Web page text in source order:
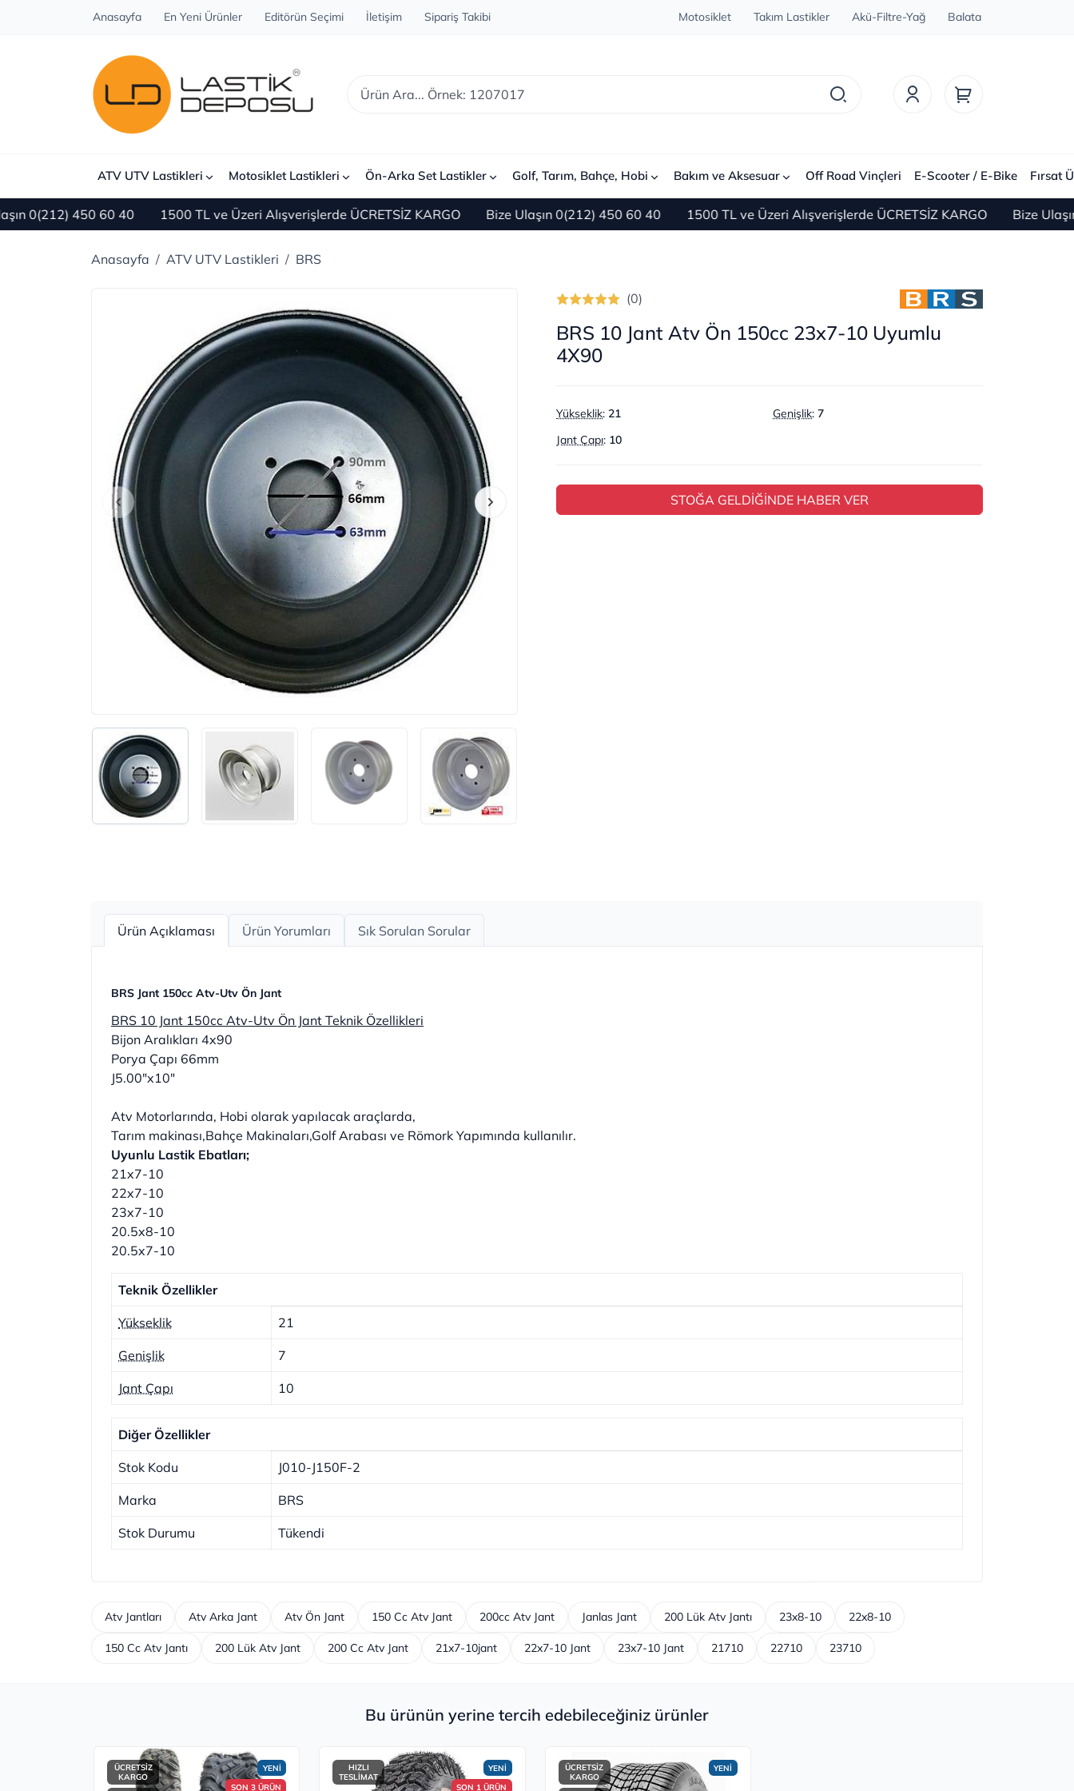
Anasayfa En Yeni Ürünler Editörün Seçimi İletişim Sipariş Takibi Motosiklet Takım Lastikler Akü-Filtre-Yağ Balata
ATV UTV Lastikleri Motosiklet Lastikleri Ön-Arka Set Lastikler Golf, Tarım, Bahçe, Hobi Bakım ve Aksesuar Off Road Vinçleri E-Scooter / E-Bike Fırsat
450 60 40 1500 TL ve Üzeri Alışverişlerde ÜCRETSİZ KARGO Bize Ulaşın 0(212) 450 60 40 1500 TL ve Üzeri Alışverişlerde ÜCRETSİZ KARGO Bize Ulaşın
Anasayfa ATV UTV Lastikleri BRS
(0)
BRS 10 Jant Atv Ön 150cc 23x7-10 Uyumlu
4X90
Yükseklik: 21 Genişlik: 7
Jant Çapı: 10
STOĞA GELDİĞİNDE HABER VER
Ürün Açıklaması Ürün Yorumları Sık Sorulan Sorular
BRS Jant 150cc Atv-Utv Ön Jant
BRS 10 Jant 150cc Atv-Utv Ön Jant Teknik Özellikleri
Bijon Aralıkları 4x90
Porya Çapı 66mm
J5.00"x10"
Atv Motorlarında, Hobi olarak yapılacak araçlarda,
Tarım makinası,Bahçe Makinaları,Golf Arabası ve Römork Yapımında kullanılır.
Uyunlu Lastik Ebatları;
21x7-10
22x7-10
23x7-10
20.5x8-10
20.5x7-10
Teknik Özellikler
Yükseklik 21
Genişlik 7
Jant Çapı 10
Diğer Özellikler
Stok Kodu J010-J150F-2
Marka BRS
Stok Durumu Tükendi
Atv Jantları Atv Arka Jant Atv Ön Jant 150 Cc Atv Jant 200cc Atv Jant Janlas Jant 200 Lük Atv Jantı 23x8-10 22x8-10
150 Cc Atv Jantı 200 Lük Atv Jant 200 Cc Atv Jant 21x7-10jant 22x7-10 Jant 23x7-10 Jant 21710 22710 23710
Bu ürünün yerine tercih edebileceğiniz ürünler
YENİ
SON 3 ÜRÜN
ÜCRETSİZ
KARGO
YENİ
SON 1 ÜRÜN
HIZLI
TESLİMAT
YENİ
ÜCRETSİZ
KARGO